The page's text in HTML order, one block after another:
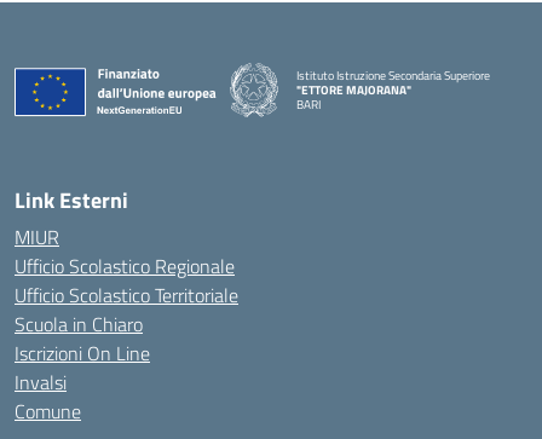
Istituto Istruzione Secondaria Superiore
"ETTORE MAJORANA"
BARI
Link Esterni
MIUR
Ufficio Scolastico Regionale
Ufficio Scolastico Territoriale
Scuola in Chiaro
Iscrizioni On Line
Invalsi
Comune